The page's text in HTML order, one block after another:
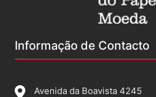
Informação de Contacto
Avenida da Boavista 4245